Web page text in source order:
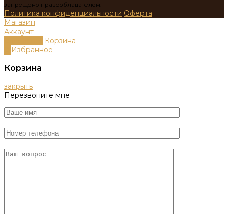
запрещено правообладателем.
Политика конфиденциальности Оферта
Магазин
Аккаунт
Корзина
Избранное
Корзина
закрыть
Перезвоните мне